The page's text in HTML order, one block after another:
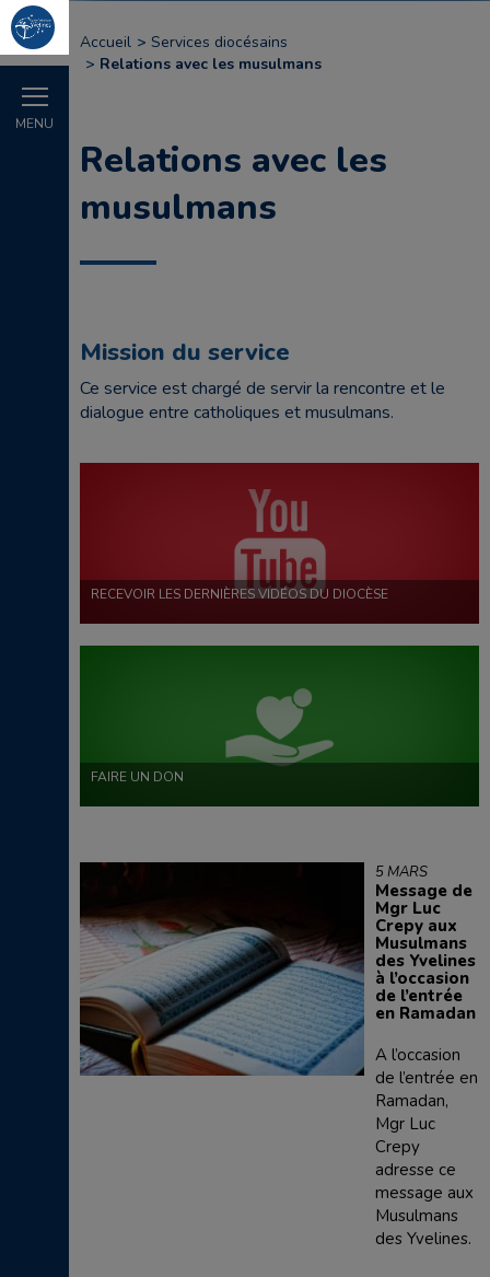
MENU
Accueil
Services diocésains
Relations avec les musulmans
Relations avec les
musulmans
Mission du service
Ce service est chargé de servir la rencontre et le
dialogue entre catholiques et musulmans.
RECEVOIR LES DERNIÈRES VIDÉOS DU DIOCÈSE
FAIRE UN DON
5 MARS
Message de
Mgr Luc
Crepy aux
Musulmans
des Yvelines
à l’occasion
de l’entrée
en Ramadan
A l’occasion
de l’entrée en
Ramadan,
Mgr Luc
Crepy
adresse ce
message aux
Musulmans
des Yvelines.